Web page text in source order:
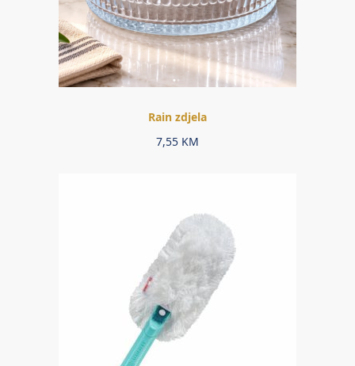
Rain zdjela
7,55 KM